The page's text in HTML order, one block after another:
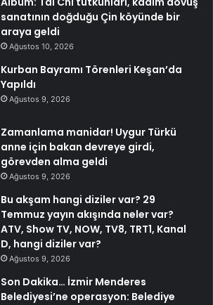
sanatının doğduğu Çin köyünde bir
araya geldi
Ağustos 10, 2026
Kurban Bayramı Törenleri Keşan’da
Yapıldı
Ağustos 9, 2026
Zamanlama manidar! Uygur Türkü
anne için bakan devreye girdi,
görevden alma geldi
Ağustos 9, 2026
Bu akşam hangi diziler var? 29
Temmuz yayın akışında neler var?
ATV, Show TV, NOW, TV8, TRT1, Kanal
D, hangi diziler var?
Ağustos 9, 2026
Son Dakika… İzmir Menderes
Belediyesi’ne operasyon: Belediye